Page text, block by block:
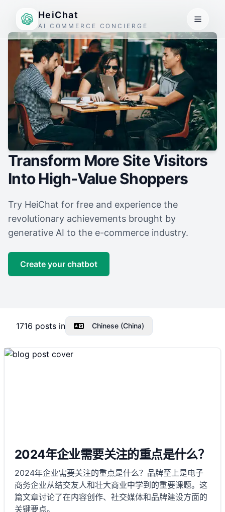
HeiChat
AI COMMERCE CONCIERGE
Transform More Site Visitors
Into High-Value Shoppers
Try HeiChat for free and experience the
revolutionary achievements brought by
generative AI to the e-commerce industry.
Create your chatbot
1716 posts in Chinese (China)
2024年企业需要关注的重点是什么？
2024年企业需要关注的重点是什么？品牌至上是电子
商务企业从结交友人和壮大商业中学到的重要课题。这
篇文章讨论了在内容创作、社交媒体和品牌建设方面的
关键要点。